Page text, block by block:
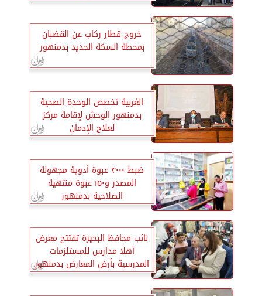
خروج قطار ركاب عن القضبان
بمحطة السكة الحديد بدمنهور
الغربية تخصص الوحدة الصحية
بدمنهور الوحش لإقامة مركز
لعلاج الإدمان
ضبط ٣٠٠٠ عبوة أدوية مجهولة
المصدر و١٥٠ عبوة منتهية
الصلاحية بدمنهور
نائب محافظ البحيرة تفتتح معرض
أهلا مدارس للمستلزمات
المدرسية بأرض المعارض بدمنهور